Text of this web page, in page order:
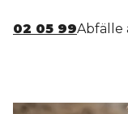
02 05 99Abfälle